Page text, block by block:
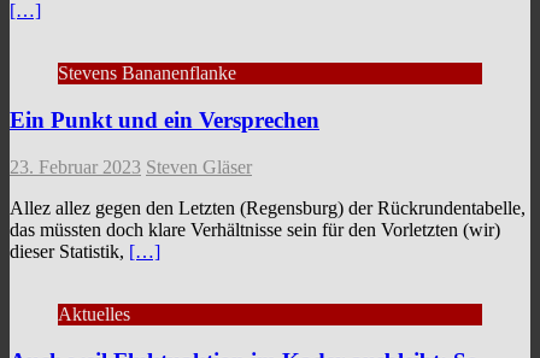
[…]
Stevens Bananenflanke
Ein Punkt und ein Versprechen
23. Februar 2023 Steven Gläser
Allez allez gegen den Letzten (Regensburg) der Rückrundentabelle,
das müssten doch klare Verhältnisse sein für den Vorletzten (wir)
dieser Statistik, […]
Aktuelles